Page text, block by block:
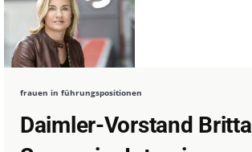
frauen in führungspositionen
Daimler-Vorstand Britta